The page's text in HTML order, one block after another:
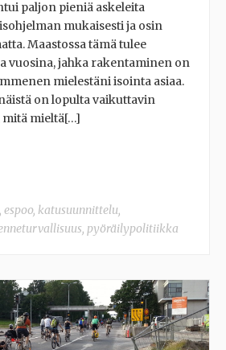
paljon pieniä askeleita
mukaisesti ja osin
Maastossa tämä tulee
vuosina, jahka rakentaminen on
mielestäni isointa asiaa.
on lopulta vaikuttavin
mitä mieltä[…]
, espoo, katusuunnittelu,
, pyöräilypolitiikka